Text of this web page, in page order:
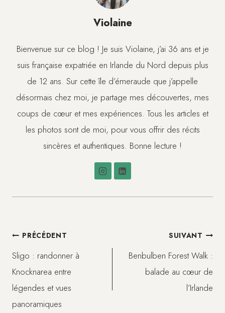
Violaine
Bienvenue sur ce blog ! Je suis Violaine, j’ai 36 ans et je
suis française expatriée en Irlande du Nord depuis plus
de 12 ans. Sur cette île d’émeraude que j’appelle
désormais chez moi, je partage mes découvertes, mes
coups de cœur et mes expériences. Tous les articles et
les photos sont de moi, pour vous offrir des récits
sincères et authentiques. Bonne lecture !
Navigation
de
l’article
PRÉCÉDENT
Sligo : randonner à
Knocknarea entre
légendes et vues
panoramiques
SUIVANT
Benbulben Forest Walk :
balade au cœur de
l’Irlande